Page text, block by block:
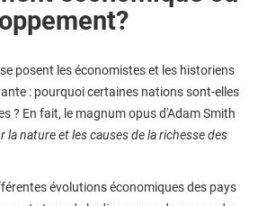
?
posent les économistes et les historiens
: pourquoi certaines nations sont-elles
? En fait, le magnum opus d'Adam Smith
la nature et les causes de la richesse des
évolutions économiques des pays